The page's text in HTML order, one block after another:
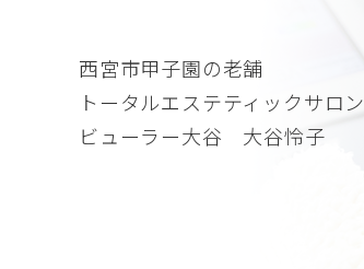
西宮市甲子園の老舗
トータルエステティックサロン
ビューラー大谷 大谷怜子